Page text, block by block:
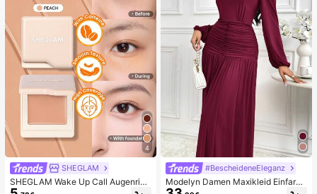
4
SHEGLAM
SHEGLAM Wake Up Call Augenring
e Color Corrector-Peach Marken-S
#BescheideneEleganz
Modelyn Damen Maxikleid Einfarbi
g mit rundem Ausschnitt, Laternenä